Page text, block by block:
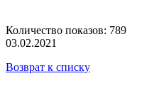
Количество показов: 789
03.02.2021
Возврат к списку